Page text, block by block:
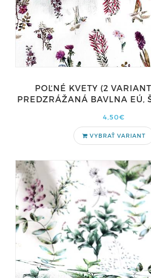
POĽNÉ KVETY (2
PREDZRÁŽANÁ BAVLNA EÚ,
4,50€
VYBRAŤ VARIANT